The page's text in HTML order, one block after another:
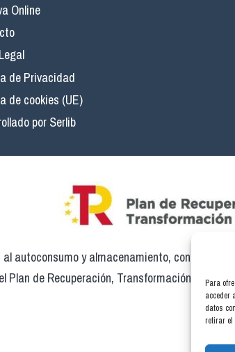
Para
acceder
datos
retirar el
Online
de Privacidad
de cookies (UE)
por Serlib
y almacenamiento, con fuentes
de Recuperación, Transformación y